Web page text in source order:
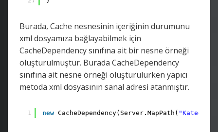
Burada, Cache nesnesinin içeriğinin durumunu
xml dosyamıza bağlayabilmek için
CacheDependency sınıfına ait bir nesne örneği
oluşturulmuştur. Burada CacheDependency
sınıfına ait nesne örneği oluşturulurken yapıcı
metoda xml dosyasının sanal adresi atanmıştır.
1 new CacheDependency(Server.MapPath(